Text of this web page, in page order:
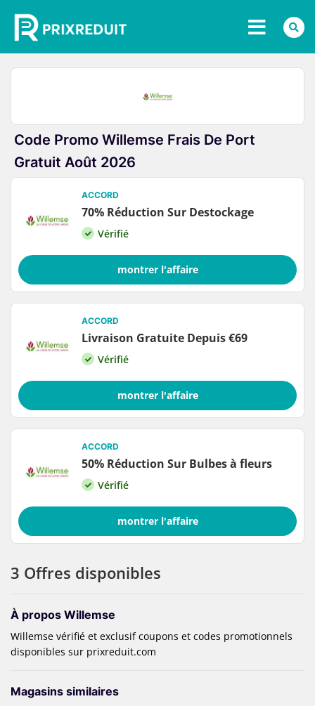
3 Offres disponibles
À propos Willemse
Willemse vérifié et exclusif coupons et codes promotionnels
disponibles sur prixreduit.com
Magasins similaires
Code Promo Willemse Frais De Port
Gratuit Août 2026
ACCORD
70% Réduction Sur Destockage
Vérifié
montrer l'affaire
ACCORD
Livraison Gratuite Depuis €69
Vérifié
montrer l'affaire
ACCORD
50% Réduction Sur Bulbes à fleurs
Vérifié
montrer l'affaire